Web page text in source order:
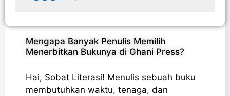
Mengapa Banyak Penulis Memilih
Menerbitkan Bukunya di Ghani Press?
Hai, Sobat Literasi! Menulis sebuah buku
membutuhkan waktu, tenaga, dan